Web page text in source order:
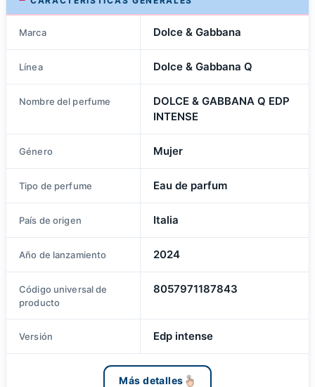
Marca Dolce & Gabbana
Línea Dolce & Gabbana Q
Nombre del perfume
DOLCE & GABBANA Q EDP
INTENSE
Género Mujer
Tipo de perfume Eau de parfum
País de origen Italia
Año de lanzamiento 2024
Código universal de
producto
8057971187843
Versión Edp intense
Más detalles